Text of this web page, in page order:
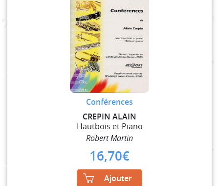
Conférences
CREPIN ALAIN
Hautbois et Piano
Robert Martin
16,70€
Ajouter